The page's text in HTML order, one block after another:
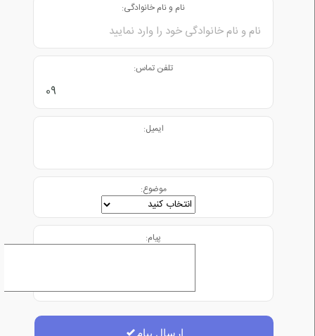
نام و نام خانوادگی:
تلفن تماس:
ایمیل:
موضوع:
پیام:
ارسال پیام